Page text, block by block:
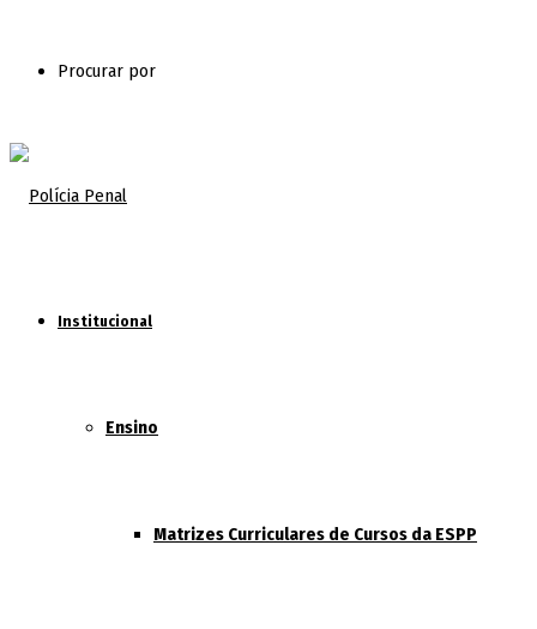
Procurar por
Institucional
Ensino
Matrizes Curriculares de Cursos da ESPP